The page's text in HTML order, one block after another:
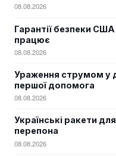
08.08.2026
Гарантії безпеки США
працює
08.08.2026
Ураження струмом у
першої допомога
08.08.2026
Українські ракети
перепона
08.08.2026